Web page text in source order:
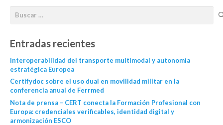
Entradas recientes
Interoperabilidad del transporte multimodal y autonomía
estratégica Europea
Certifydoc sobre el uso dual en movilidad militar en la
conferencia anual de Ferrmed
Nota de prensa – CERT conecta la Formación Profesional con
Europa: credenciales verificables, identidad digital y
armonización ESCO